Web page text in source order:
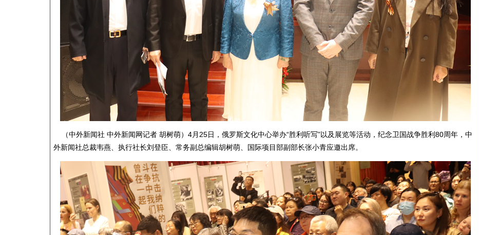
（中外新闻社 中外新闻网记者 胡树萌）4月25日，俄罗斯文化中心举办“胜利听写”以及展览等活动，纪念卫国战争胜利80周年，中
外新闻社总裁韦燕、执行社长刘登臣、常务副总编辑胡树萌、国际项目部副部长张小青应邀出席。